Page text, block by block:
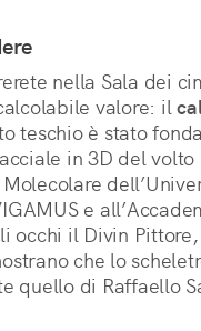
nella Sala dei
valore: il
teschio è stato
in 3D del
e
occhi il Divin
che lo
quello di Raffaello